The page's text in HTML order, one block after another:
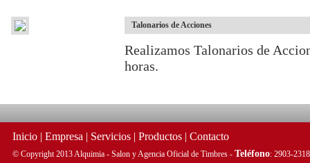
Talonarios de Acciones
Realizamos Talonarios de
horas.
Inicio | Empresa | Servicios | Productos | Contacto
© Copyright 2013 Alquimia - Salon y Agencia Oficial de Timbres - Teléfono: 2903-